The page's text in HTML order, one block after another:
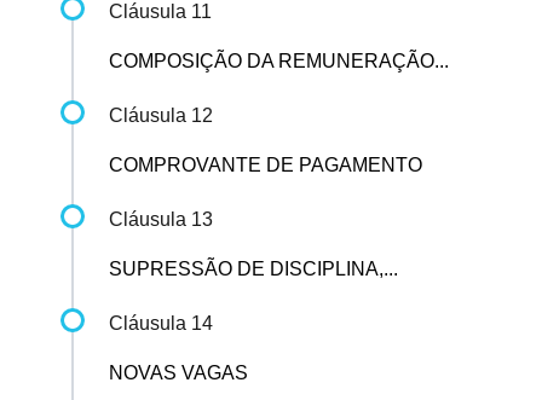
Cláusula 11
COMPOSIÇÃO DA REMUNERAÇÃO...
Cláusula 12
COMPROVANTE DE PAGAMENTO
Cláusula 13
SUPRESSÃO DE DISCIPLINA,...
Cláusula 14
NOVAS VAGAS